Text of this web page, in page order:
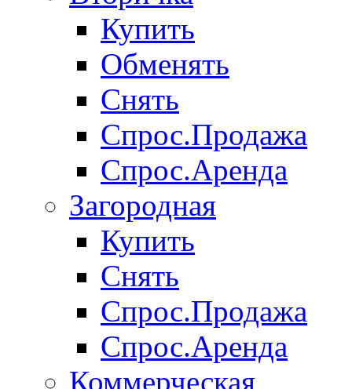
Купить
Обменять
Снять
Спрос.Продажа
Спрос.Аренда
Загородная
Купить
Снять
Спрос.Продажа
Спрос.Аренда
Коммерческая